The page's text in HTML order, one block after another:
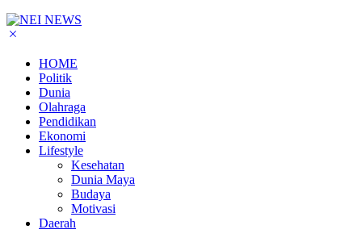
HOME
Politik
Dunia
Olahraga
Pendidikan
Ekonomi
Lifestyle
Kesehatan
Dunia Maya
Budaya
Motivasi
Daerah